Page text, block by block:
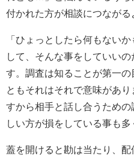
付かれた方が相談につながる
「ひょっとしたら何もない
して、そんな事をしていい
す。調査は知ることが第一の
ともそれはそれで意味があ
すから相手と話し合うため
しい方が損をしている事も多
蓋を開けると勘は当たり、